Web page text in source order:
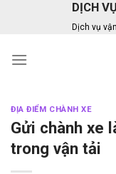
DỊCH
Dịch vụ
ĐỊA ĐIỂM CHÀNH XE
Gửi chành xe
trong vận tải